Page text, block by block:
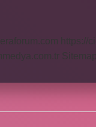
https://
Sitemap